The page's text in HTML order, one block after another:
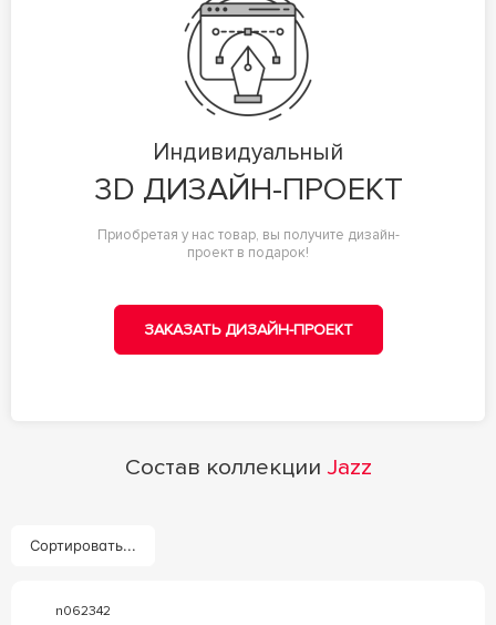
Индивидуальный
3D ДИЗАЙН-ПРОЕКТ
Приобретая у нас товар, вы получите дизайн-
проект в подарок!
ЗАКАЗАТЬ ДИЗАЙН-ПРОЕКТ
Состав коллекции Jazz
Сортировать...
n062342